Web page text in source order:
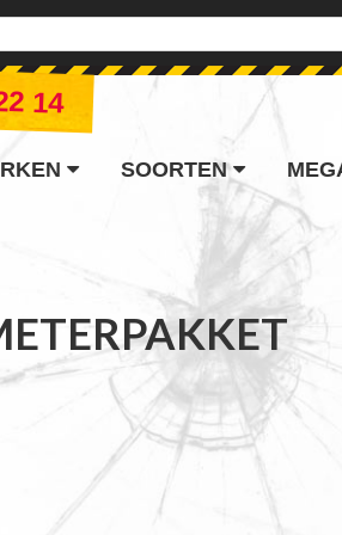
14
SOORTEN